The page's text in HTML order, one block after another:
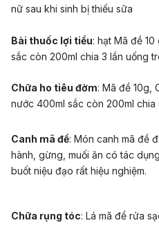
nữ sau khi sinh bị thiếu sữa
Bài thuốc lợi tiểu: hạt Mã đề
sắc còn 200ml chia 3 lần uống
Chữa ho tiêu đờm: Mã đề 10g,
nước 400ml sắc còn 200ml chia
Canh mã đề: Món canh mã đề
hành, gừng, muối ăn có tác
buốt niệu đạo rất hiệu nghiệm.
Chữa rụng tóc: Lá mã đề rửa